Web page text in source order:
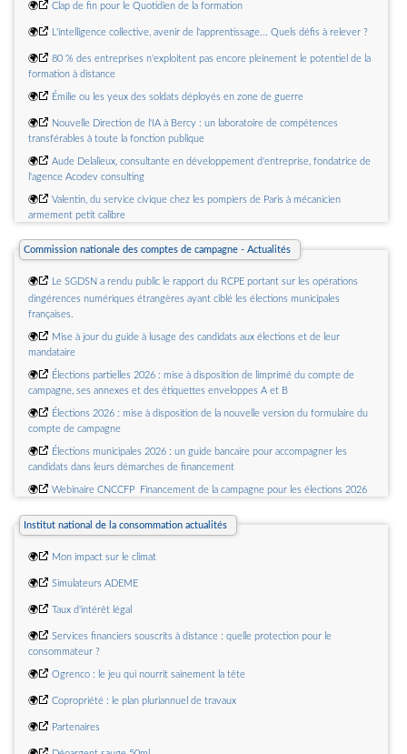
🌍 Clap de fin pour le Quotidien de la formation
🌍 L'intelligence collective, avenir de l'apprentissage... Quels défis à relever ?
🌍
80 % des entreprises n'exploitent pas encore pleinement le potentiel de la
formation à distance
🌍 Émilie ou les yeux des soldats déployés en zone de guerre
🌍
Nouvelle Direction de l'IA à Bercy : un laboratoire de compétences
transférables à toute la fonction publique
🌍
Aude Delalieux, consultante en développement d'entreprise, fondatrice de
l'agence Acodev consulting
🌍
Valentin, du service civique chez les pompiers de Paris à mécanicien
armement petit calibre
🌍
Évapro : un nouvel outil pour diagnostiquer les compétences de base en
entreprise
🌍
Étude sur l'IA en entreprise aux États-Unis et au Royaume-Uni : grand
Commission nationale des comptes de campagne - Actualités
🌍
Le SGDSN a rendu public le rapport du RCPE portant sur les opérations
dingérences numériques étrangères ayant ciblé les élections municipales
françaises.
🌍
Mise à jour du guide à lusage des candidats aux élections et de leur
mandataire
🌍
Élections partielles 2026 : mise à disposition de limprimé du compte de
campagne, ses annexes et des étiquettes enveloppes A et B
🌍
Élections 2026 : mise à disposition de la nouvelle version du formulaire du
compte de campagne
🌍
Élections municipales 2026 : un guide bancaire pour accompagner les
candidats dans leurs démarches de financement
🌍
Webinaire CNCCFP  Financement de la campagne pour les élections 2026
🌍 Élections
🌍 Guide à lusage des candidats aux élections et de leur mandataire
🌍
Nouvelle édition du Guide à lusage des candidats aux élections et de leur
Institut national de la consommation actualités
🌍 Mon impact sur le climat
🌍 Simulateurs ADEME
🌍 Taux d'intérêt légal
🌍
Services financiers souscrits à distance : quelle protection pour le
consommateur ?
🌍 Ogrenco : le jeu qui nourrit sainement la tête
🌍 Copropriété : le plan pluriannuel de travaux
🌍 Partenaires